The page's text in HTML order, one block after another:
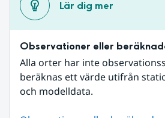
Lär dig mer
Observationer eller
Alla orter har inte
beräknas ett värde utifrån
och modelldata.